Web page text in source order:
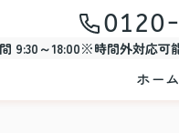
9:30～18:00※時間外対応可
ホーム